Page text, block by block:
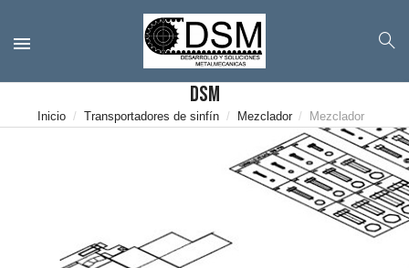
DSM
Inicio Transportadores de sinfín Mezclador Mezclador